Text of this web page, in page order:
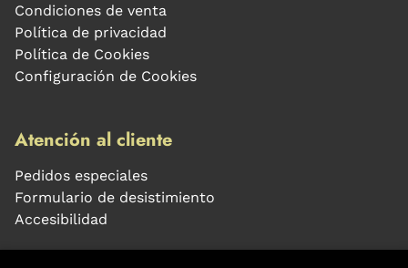
Condiciones de venta
Política de privacidad
Política de Cookies
Configuración de Cookies
Atención al cliente
Pedidos especiales
Formulario de desistimiento
Accesibilidad